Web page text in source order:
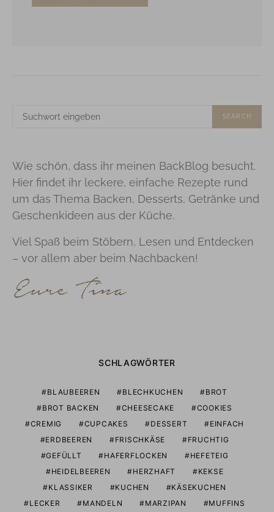
SUCHE
SEARCH
Wie schön, dass ihr meinen BackBlog besucht.
Hier findet ihr leckere, einfache Rezepte rund
um das Thema Backen, Desserts, Getränke und
Geschenkideen aus der Küche.
Viel Spaß beim Stöbern, Lesen und Entdecken
– vor allem aber beim Nachbacken!
SCHLAGWÖRTER
BLAUBEEREN BLECHKUCHEN
BROT
BROT BACKEN
CHEESECAKE
COOKIES
CREMIG
CUPCAKES DESSERT
EINFACH
ERDBEEREN
FRISCHKÄSE
FRUCHTIG
GEFÜLLT
HAFERFLOCKEN
HEFETEIG
HEIDELBEEREN
HERZHAFT
KEKSE
KLASSIKER
KUCHEN
KÄSEKUCHEN
LECKER
MANDELN MARZIPAN
MUFFINS